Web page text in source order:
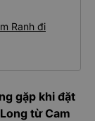
Ranh đi
gặp khi đặt
từ Cam